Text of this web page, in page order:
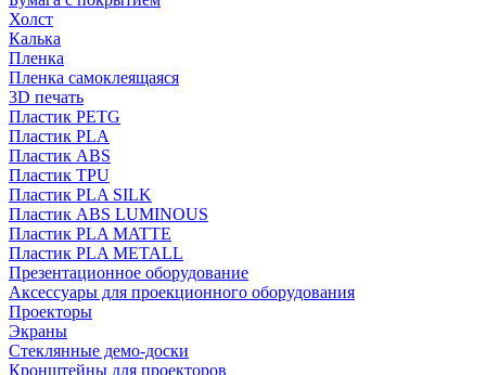
Холст
Калька
Пленка
Пленка самоклеящаяся
3D печать
Пластик PETG
Пластик PLA
Пластик ABS
Пластик TPU
Пластик PLA SILK
Пластик ABS LUMINOUS
Пластик PLA MATTE
Пластик PLA METALL
Презентационное оборудование
Аксессуары для проекционного оборудования
Проекторы
Экраны
Стеклянные демо-доски
Кронштейны для проекторов